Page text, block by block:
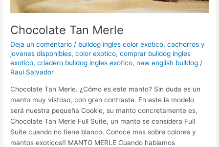
Chocolate Tan Merle
Deja un comentario / bulldog ingles color exotico,cachorros y
jovenes disponibles,color exotico,comprar bulldog ingles
exotico,criadero bulldog ingles exotico, new english bulldog /
Raul Salvador
Chocolate Tan Merle. ¿Cómo es este manto? Sin duda es un
manto muy vistoso, con gran contraste. En este la modelo
será nuestra pequeña Cookie, su manto concretamente es,
Chocolate Tan Merle Full Suite, un manto se considera Full
Suite cuando no tiene blanco. Conoce mas sobre colores y
mantos exoticos!! MANTO MERLE Cuando hablamos